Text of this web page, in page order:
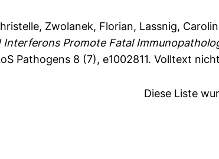
, Zwolanek, Florian, Lassnig,
Interferons Promote Fatal
Pathogens 8 (7), e1002811.Volltext
Diese Liste